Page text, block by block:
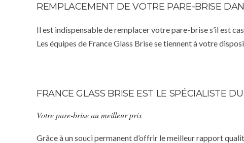
REMPLACEMENT DE VOTRE PARE-BRISE
Il est indispensable de remplacer votre pare-brise s’il est
Les équipes de France Glass Brise se tiennent à votre
FRANCE GLASS BRISE EST LE SPÉCIALISTE
Votre pare-brise au meilleur prix
Grâce à un souci permanent d’offrir le meilleur rapport